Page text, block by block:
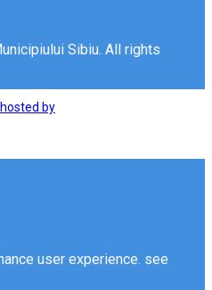
Sibiu. All rights
by
user experience. see